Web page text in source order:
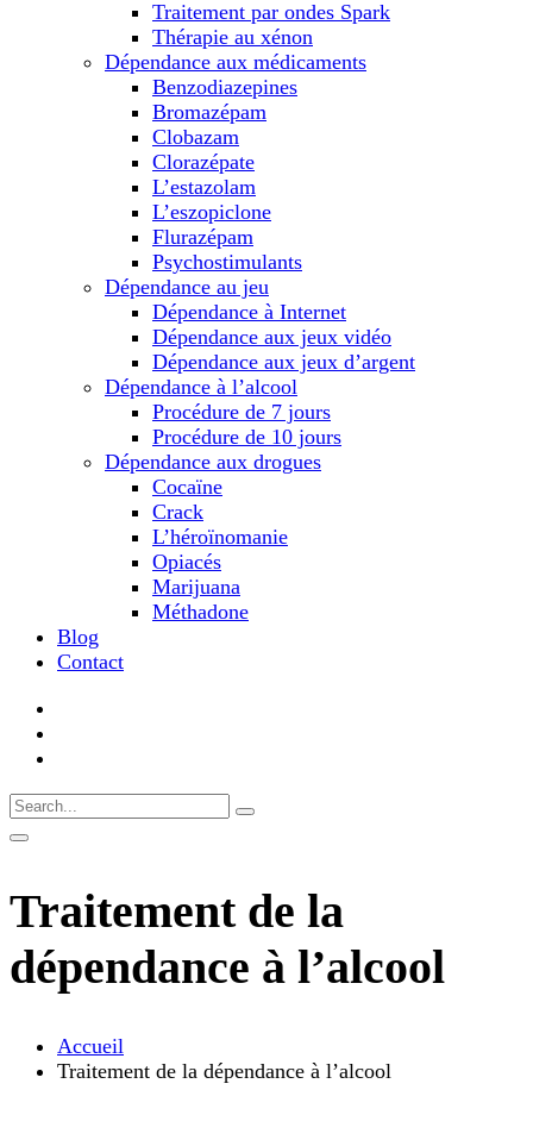
Traitement par ondes Spark
Thérapie au xénon
Dépendance aux médicaments
Benzodiazepines
Bromazépam
Clobazam
Clorazépate
L’estazolam
L’eszopiclone
Flurazépam
Psychostimulants
Dépendance au jeu
Dépendance à Internet
Dépendance aux jeux vidéo
Dépendance aux jeux d’argent
Dépendance à l’alcool
Procédure de 7 jours
Procédure de 10 jours
Dépendance aux drogues
Cocaïne
Crack
L’héroïnomanie
Opiacés
Marijuana
Méthadone
Blog
Contact
Traitement de la
dépendance à l’alcool
Accueil
Traitement de la dépendance à l’alcool